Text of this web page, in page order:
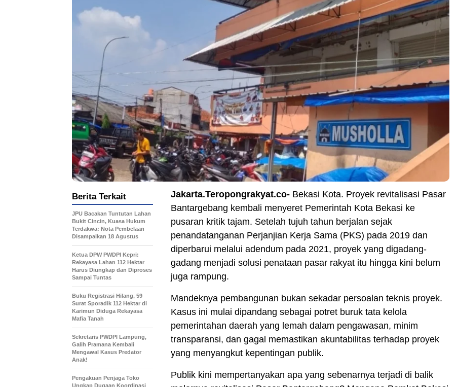
Jakarta.Teropongrakyat.co- Bekasi Kota. Proyek revitalisasi Pasar
Bantargebang kembali menyeret Pemerintah Kota Bekasi ke
pusaran kritik tajam. Setelah tujuh tahun berjalan sejak
penandatanganan Perjanjian Kerja Sama (PKS) pada 2019 dan
diperbarui melalui adendum pada 2021, proyek yang digadang-
gadang menjadi solusi penataan pasar rakyat itu hingga kini belum
juga rampung.
Mandeknya pembangunan bukan sekadar persoalan teknis proyek.
Kasus ini mulai dipandang sebagai potret buruk tata kelola
pemerintahan daerah yang lemah dalam pengawasan, minim
transparansi, dan gagal memastikan akuntabilitas terhadap proyek
yang menyangkut kepentingan publik.
Publik kini mempertanyakan apa yang sebenarnya terjadi di balik
Berita Terkait
JPU Bacakan Tuntutan Lahan
Bukit Cincin, Kuasa Hukum
Terdakwa: Nota Pembelaan
Disampaikan 18 Agustus
Ketua DPW PWDPI Kepri:
Rekayasa Lahan 112 Hektar
Harus Diungkap dan Diproses
Sampai Tuntas
Buku Registrasi Hilang, 59
Surat Sporadik 112 Hektar di
Karimun Diduga Rekayasa
Mafia Tanah
Sekretaris PWDPI Lampung,
Galih Pramana Kembali
Mengawal Kasus Predator
Anak!
Pengakuan Penjaga Toko
Ungkap Dugaan Koordinasi